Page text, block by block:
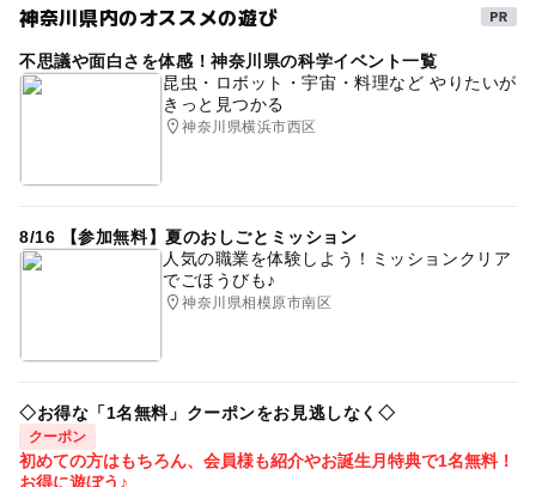
予防接種前、接種後48時間以内はご遠慮ください。
お肌の弱い赤ちゃんやオイル使用が心配な方はおうちで使
っている保湿剤をご持参ください。
また、肌に湿疹や炎症等ある場合は参加をご遠慮いただく
か医師にご相談の上ご参加ください。
応募方法
ママスマイルアリオ橋本の窓口又はお電話、HPにてお申
込みください。（042-703-1760）
予約ページ
タグ
パパのベビーマッサージ ベビーマッサージ体験
ベビーマッサージ教室 駐車場あり
ママと赤ちゃんのための習い事
相模原 町田 東京 神奈川 アリオ橋本
ママスマイル橋本 ベビーヨガ
パパが楽しむ
新米パパ 新米ママ あかちゃんとおでかけ
室内遊び パパと赤ちゃん アリオ橋本イベント
神奈川県内のオススメの遊び
不思議や面白さを体感！神奈川県の科学イベント一覧
昆虫・ロボット・宇宙・料理など やりたいが
きっと見つかる
神奈川県横浜市西区
8/16 【参加無料】夏のおしごとミッション
人気の職業を体験しよう！ミッションクリア
でごほうびも♪
神奈川県相模原市南区
◇お得な「1名無料」クーポンをお見逃しなく◇
クーポン
初めての方はもちろん、会員様も紹介やお誕生月特典で1名無料！
お得に遊ぼう♪